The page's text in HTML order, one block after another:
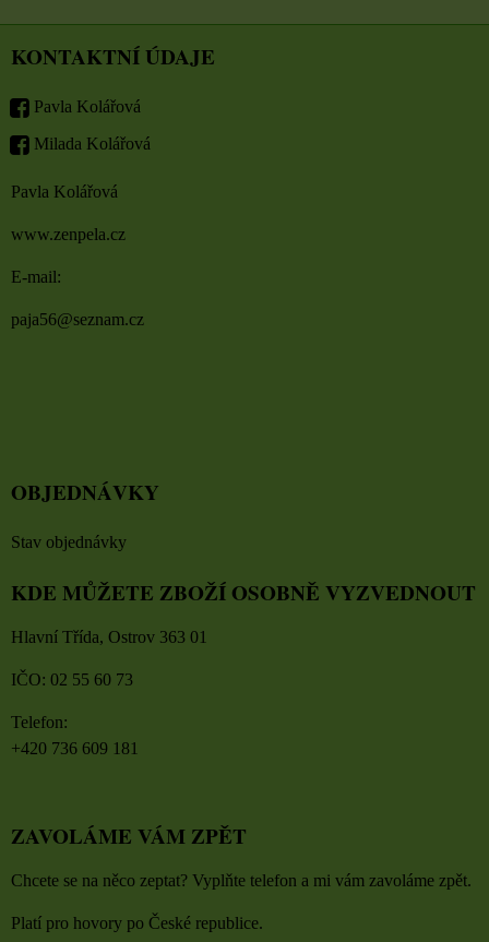
KONTAKTNÍ ÚDAJE
Pavla Kolářová
Milada Kolářová
Pavla Kolářová
www.zenpela.cz
E-mail:
paja56@seznam.cz
OBJEDNÁVKY
Stav objednávky
KDE MŮŽETE ZBOŽÍ OSOBNĚ VYZVEDNOUT
Hlavní Třída, Ostrov 363 01
IČO: 02 55 60 73
Telefon:
+420 736 609 181
ZAVOLÁME VÁM ZPĚT
Chcete se na něco zeptat? Vyplňte telefon a mi vám zavoláme zpět.
Platí pro hovory po České republice.